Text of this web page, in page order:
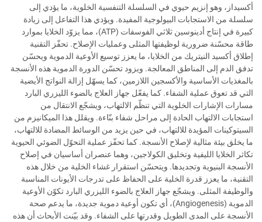
أكسيداز، وهو إنزيم حيوي في السلسلة التنفسية الخلوية، ما يؤدي إلى
سلسلة من الاستجابات البيولوجية المفيدة. ويؤدي هذا التفاعل إلى زيادة
كبيرة في إنتاج أدينوسين ثلاثي الفوسفات (ATP)، مما يزوّد الخلايا بموارد
طاقة محسّنة ضرورية لوظيفتها المثلى وعمليات الإصلاح. تحفّز التقنية
إطلاق أكسيد النيتريك من الخلايا، ما يعزز توسيع الأوعية الدموية ويحسّن
تدفق الدم إلى المناطق المعالجة. ويزود تحسّن الدورة الدموية هذه الأنسجة
بالمغذيات الأساسية والأكسجين اللازمين، كما يسهّل إزالة النواتج الأيضية
التي قد تعوق عملية الشفاء. كما يفعّل جهاز العلاج بالضوء الليزري البارد
مسارات الإشارات الخلوية التي تنظّم الالتهاب، ويشجّع الانتقال من
استجابات الالتهاب الحادة إلى مراحل شفاء بنّاءة. ويقلل هذا الميكانيزم من
السيتوكينات المؤيدة للالتهاب، في حين يزيد من الوسائط المضادة للالتهاب،
ما يخلق بيئة مثالية لإصلاح الأنسجة. كما تحفّز عملية التحوّل الضوئي الحيوية
تكاثر الخلايا الليفية وتخليق الكولاجين، وهما عنصران أساسيان في إصلاح
الأنسجة البنيوية وتجديدها. ويتحسّن استقرار غشاء الخلية من خلال هذه
التقنية، ما يعزز قدرة الخلية على الحفاظ على تدرجات الأيونات المناسبة
والوظيفة المثلى. ويشجّع جهاز العلاج بالضوء الليزري البارد تكوّن الأوعية
الدموية (Angiogenesis)، أي تكون أوعية دموية جديدة، ما يدعم صحة
الأنسجة على المدى الطويل وقدرتها على الشفاء. وقد بيّنت الأبحاث أن هذه